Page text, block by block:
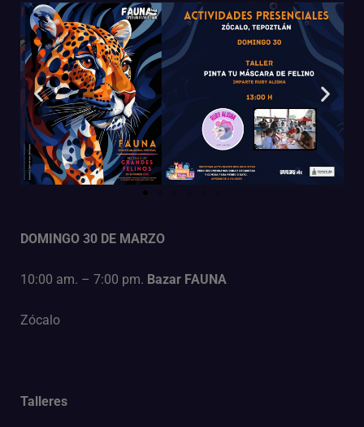
DOMINGO 30 DE MARZO
10:00 am. – 7:00 pm. Bazar FAUNA
Zócalo
Talleres